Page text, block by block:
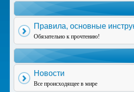
Правила, основные
Обязательно к прочтению!
Новости
Все происходящее в мире